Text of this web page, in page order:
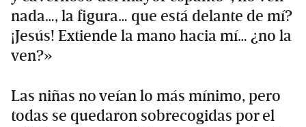
nada…, la figura… que está delante de mí?
¡Jesús! Extiende la mano hacia mí… ¿no la
ven?»
Las niñas no veían lo más mínimo, pero
todas se quedaron sobrecogidas por el